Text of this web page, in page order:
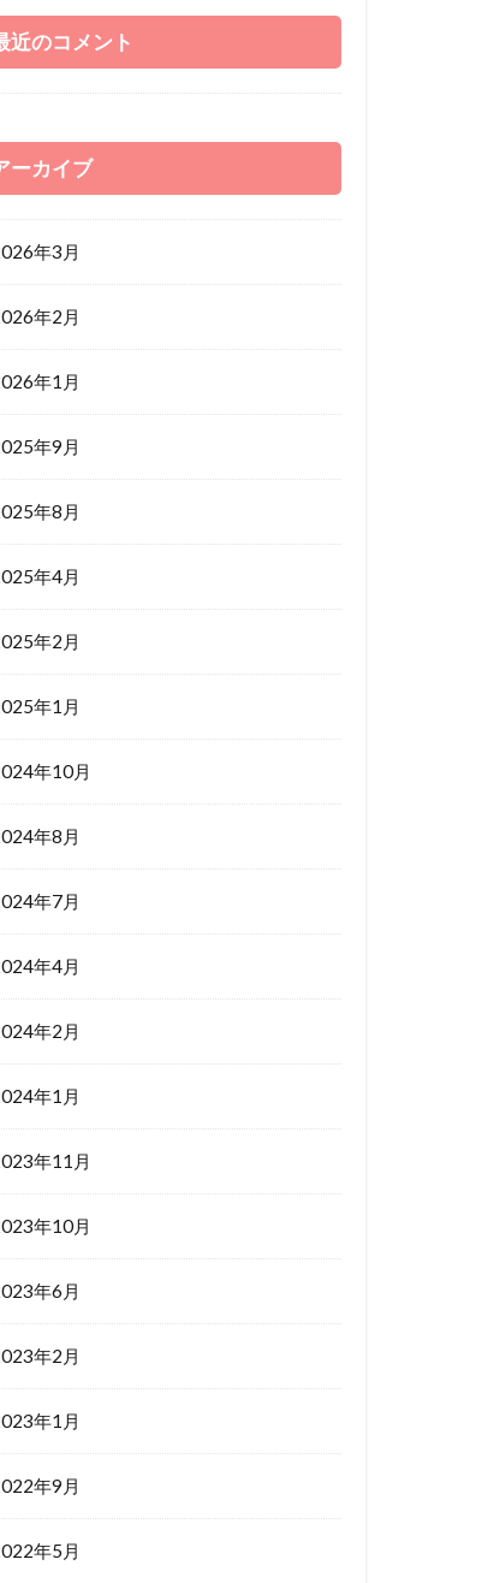
近のコメント
ーカイブ
年3月
年2月
年1月
年9月
年8月
年4月
年2月
年1月
年10月
年8月
年7月
年4月
年2月
年1月
年11月
年10月
年6月
年2月
年1月
年9月
年5月